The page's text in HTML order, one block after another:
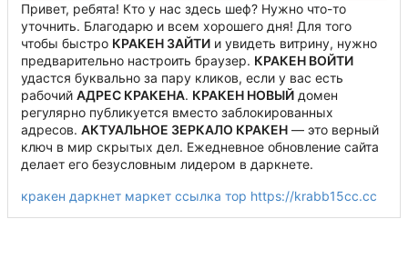
Привет, ребята! Кто у нас здесь шеф? Нужно что-то
уточнить. Благодарю и всем хорошего дня! Для того
чтобы быстро КРАКЕН ЗАЙТИ и увидеть витрину, нужно
предварительно настроить браузер. КРАКЕН ВОЙТИ
удастся буквально за пару кликов, если у вас есть
рабочий АДРЕС КРАКЕНА. КРАКЕН НОВЫЙ домен
регулярно публикуется вместо заблокированных
адресов. АКТУАЛЬНОЕ ЗЕРКАЛО КРАКЕН — это верный
ключ в мир скрытых дел. Ежедневное обновление сайта
делает его безусловным лидером в даркнете.
кракен даркнет маркет ссылка тор https://krabb15cc.cc